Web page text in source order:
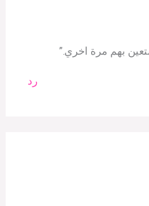
بهم مرة اخري.”
رد